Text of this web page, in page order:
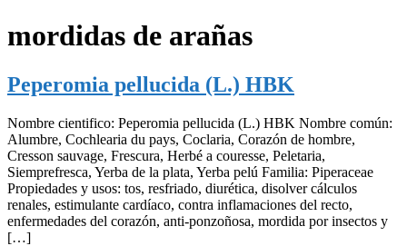
mordidas de arañas
Peperomia pellucida (L.) HBK
Nombre cientifico: Peperomia pellucida (L.) HBK Nombre común:
Alumbre, Cochlearia du pays, Coclaria, Corazón de hombre,
Cresson sauvage, Frescura, Herbé a couresse, Peletaria,
Siemprefresca, Yerba de la plata, Yerba pelú Familia: Piperaceae
Propiedades y usos: tos, resfriado, diurética, disolver cálculos
renales, estimulante cardíaco, contra inflamaciones del recto,
enfermedades del corazón, anti-ponzoñosa, mordida por insectos y
[…]